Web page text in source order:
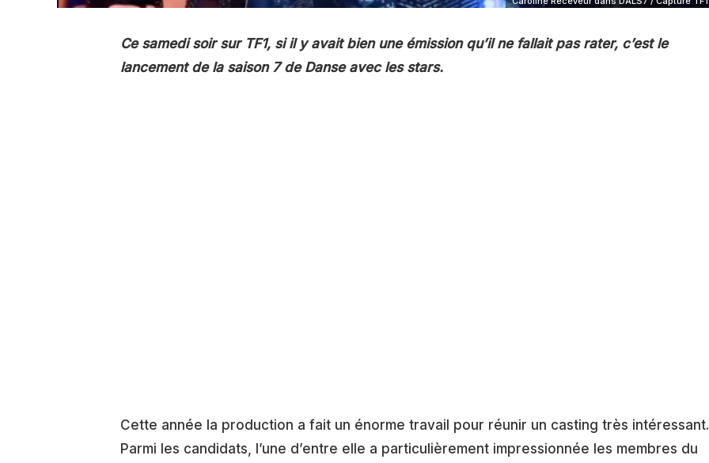
Ce samedi soir sur TF1, si il y avait bien une émission qu’il ne fallait pas rater, c’est le
lancement de la saison 7 de Danse avec les stars.
Cette année la production a fait un énorme travail pour réunir un casting très intéressant.
Parmi les candidats, l’une d’entre elle a particulièrement impressionnée les membres du